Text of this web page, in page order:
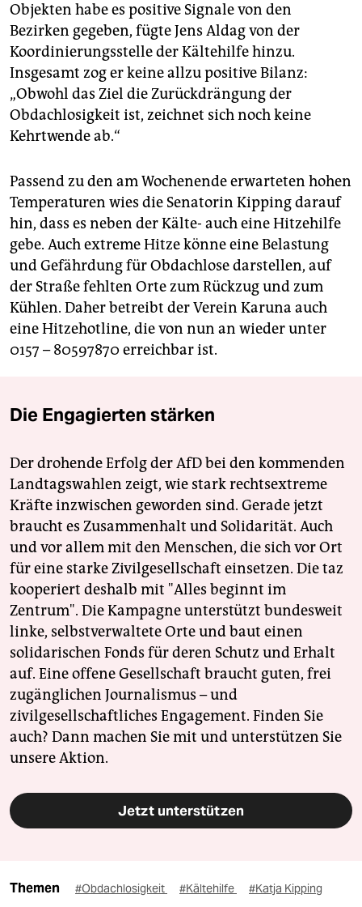
Objekten habe es positive Signale von den
Bezirken gegeben, fügte Jens Aldag von der
Koordinierungsstelle der Kältehilfe hinzu.
Insgesamt zog er keine allzu positive Bilanz:
„Obwohl das Ziel die Zurückdrängung der
Obdachlosigkeit ist, zeichnet sich noch keine
Kehrtwende ab.“
Passend zu den am Wochenende erwarteten hohen
Temperaturen wies die Senatorin Kipping darauf
hin, dass es neben der Kälte- auch eine Hitzehilfe
gebe. Auch extreme Hitze könne eine Belastung
und Gefährdung für Obdachlose darstellen, auf
der Straße fehlten Orte zum Rückzug und zum
Kühlen. Daher betreibt der Verein Karuna auch
eine Hitzehotline, die von nun an wieder unter
0157 – 80597870 erreichbar ist.
Die Engagierten stärken
Der drohende Erfolg der AfD bei den kommenden
Landtagswahlen zeigt, wie stark rechtsextreme
Kräfte inzwischen geworden sind. Gerade jetzt
braucht es Zusammenhalt und Solidarität. Auch
und vor allem mit den Menschen, die sich vor Ort
für eine starke Zivilgesellschaft einsetzen. Die taz
kooperiert deshalb mit "Alles beginnt im
Zentrum". Die Kampagne unterstützt bundesweit
linke, selbstverwaltete Orte und baut einen
solidarischen Fonds für deren Schutz und Erhalt
auf. Eine offene Gesellschaft braucht guten, frei
zugänglichen Journalismus – und
zivilgesellschaftliches Engagement. Finden Sie
auch? Dann machen Sie mit und unterstützen Sie
unsere Aktion.
Jetzt unterstützen
Themen #Obdachlosigkeit #Kältehilfe #Katja Kipping